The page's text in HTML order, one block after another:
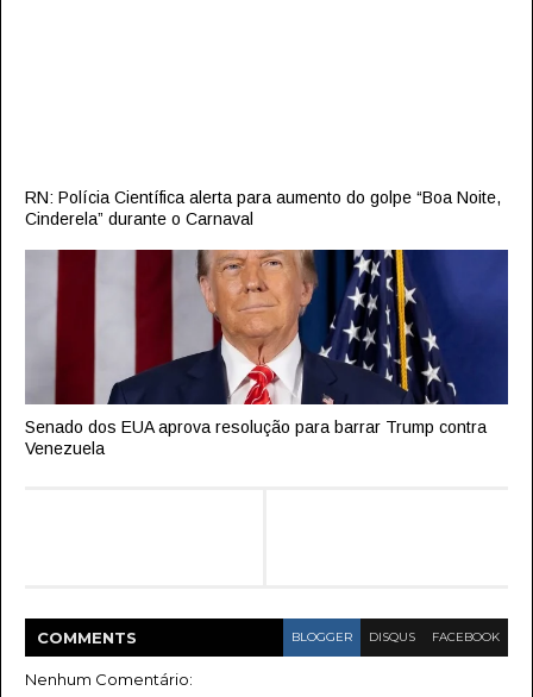
RN: Polícia Científica alerta para aumento do golpe “Boa Noite,
Cinderela” durante o Carnaval
Senado dos EUA aprova resolução para barrar Trump contra
Venezuela
COMMENTS BLOGGER DISQUS FACEBOOK
Nenhum Comentário: